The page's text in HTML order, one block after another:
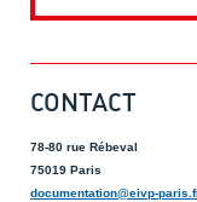
CONTACT
78-80 rue Rébeval
75019 Paris
documentation@eivp-